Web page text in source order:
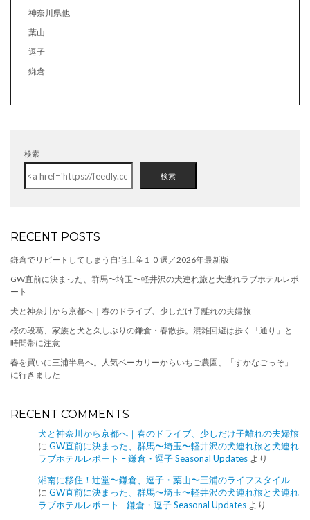
神奈川県他
葉山
逗子
鎌倉
検索
検索
RECENT POSTS
鎌倉でリピートしてしまう自宅土産１０選／2026年最新版
GW直前に決まった、群馬〜埼玉〜軽井沢の犬連れ旅と犬連れラブホテルレポ
ート
犬と神奈川から京都へ｜春のドライブ、少しだけ子離れの夫婦旅
桜の段葛、家族と犬と久しぶりの鎌倉・春散歩。混雑回避は歩く「通り」と
時間帯に注意
春を買いに三浦半島へ。人気ベーカリーからいちご農園、「すかなごっそ」
に行きました
RECENT COMMENTS
犬と神奈川から京都へ｜春のドライブ、少しだけ子離れの夫婦旅
に GW直前に決まった、群馬〜埼玉〜軽井沢の犬連れ旅と犬連れ
ラブホテルレポート – 鎌倉・逗子 Seasonal Updates より
湘南に移住！辻堂〜鎌倉、逗子・葉山〜三浦のライフスタイル
に GW直前に決まった、群馬〜埼玉〜軽井沢の犬連れ旅と犬連れ
ラブホテルレポート - 鎌倉・逗子 Seasonal Updates より